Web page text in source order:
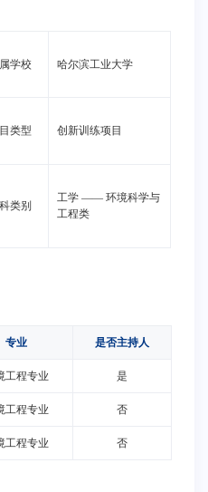
学校 哈尔滨工业大学
类型 创新训练项目
类别
工学 ——环境科学与
工程类
专业 是否主持人
工程专业 是
工程专业 否
工程专业 否